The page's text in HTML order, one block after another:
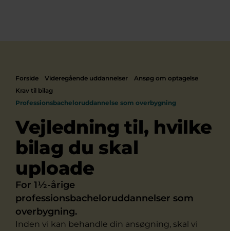
Forside Videregående uddannelser
Ansøg om optagelse
Krav til bilag
Professionsbacheloruddannelse som overbygning
Vejledning til, hvilke
bilag du skal
uploade
For 1½-årige
professionsbacheloruddannelser som
overbygning.
Inden vi kan behandle din ansøgning, skal vi